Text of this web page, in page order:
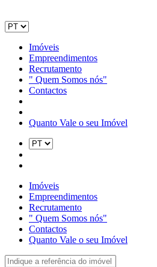
Imóveis
Empreendimentos
Recrutamento
" Quem Somos nós"
Contactos
Quanto Vale o seu Imóvel
Imóveis
Empreendimentos
Recrutamento
" Quem Somos nós"
Contactos
Quanto Vale o seu Imóvel